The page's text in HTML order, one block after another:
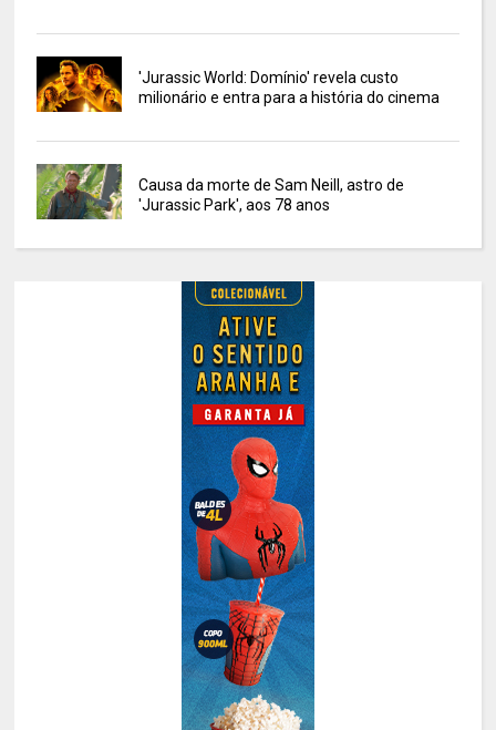
'Jurassic World: Domínio' revela custo
milionário e entra para a história do cinema
Causa da morte de Sam Neill, astro de
'Jurassic Park', aos 78 anos